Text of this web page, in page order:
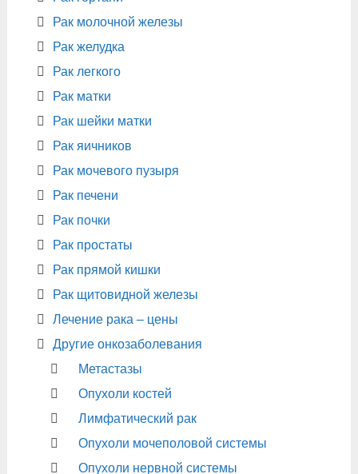
Рак молочной железы
Рак желудка
Рак легкого
Рак матки
Рак шейки матки
Рак яичников
Рак мочевого пузыря
Рак печени
Рак почки
Рак простаты
Рак прямой кишки
Рак щитовидной железы
Лечение рака – цены
Другие онкозаболевания
Метастазы
Опухоли костей
Лимфатический рак
Опухоли мочеполовой системы
Опухоли нервной системы